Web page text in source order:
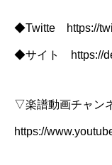
◆Twitte https://
◆サイト https://
▽楽譜動画チャン
https://